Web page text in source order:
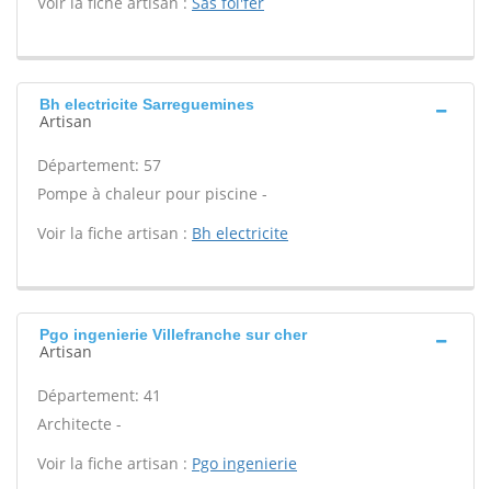
Bh electricite Sarreguemines
Artisan
Département: 57
Pompe à chaleur pour piscine -
Voir la fiche artisan : Bh electricite
Pgo ingenierie Villefranche sur cher
Artisan
Département: 41
Architecte -
Voir la fiche artisan : Pgo ingenierie